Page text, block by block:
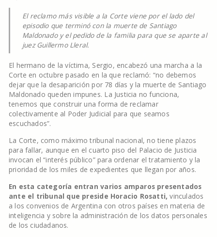
El reclamo más visible a la Corte viene por el lado del
episodio que terminó con la muerte de Santiago
Maldonado y el pedido de la familia para que se aparte al
juez Guillermo Lleral.
El hermano de la víctima, Sergio, encabezó una marcha a la
Corte en octubre pasado en la que reclamó: “no debemos
dejar que la desaparición por 78 días y la muerte de Santiago
Maldonado queden impunes. La Justicia no funciona,
tenemos que construir una forma de reclamar
colectivamente al Poder Judicial para que seamos
escuchados”.
La Corte, como máximo tribunal nacional, no tiene plazos
para fallar, aunque en el cuarto piso del Palacio de Justicia
invocan el “interés público” para ordenar el tratamiento y la
prioridad de los miles de expedientes que llegan por años.
En esta categoría entran varios amparos presentados
ante el tribunal que preside Horacio Rosatti, vinculados
a los convenios de Argentina con otros países en materia de
inteligencia y sobre la administración de los datos personales
de los ciudadanos.